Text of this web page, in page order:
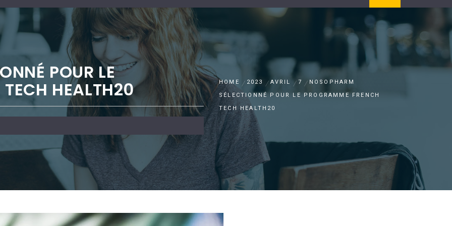
POUR LE
HEALTH20 HOME 2023 AVRIL 7
NOSOPHARM
SÉLECTIONNÉ POUR LE PROGRAMME FRENCH
TECH HEALTH20